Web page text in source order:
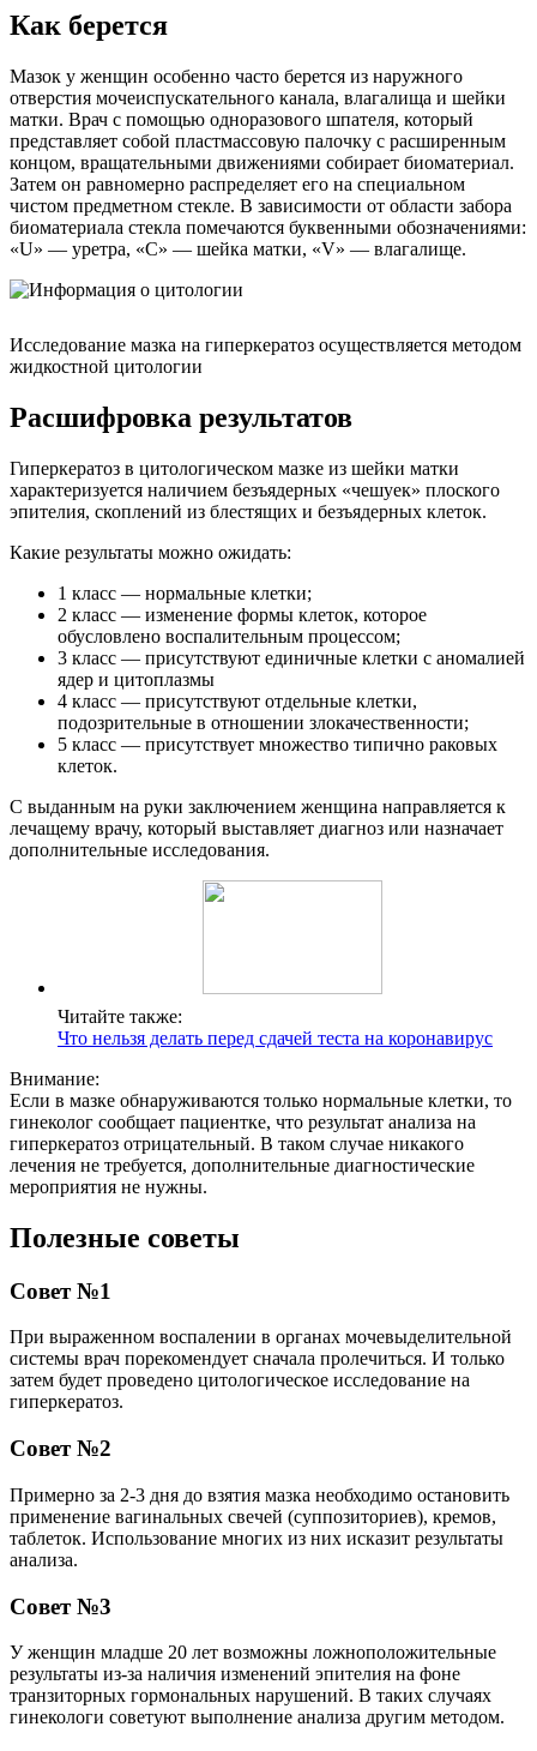
Как берется
Мазок у женщин особенно часто берется из наружного
отверстия мочеиспускательного канала, влагалища и шейки
матки. Врач с помощью одноразового шпателя, который
представляет собой пластмассовую палочку с расширенным
концом, вращательными движениями собирает биоматериал.
Затем он равномерно распределяет его на специальном
чистом предметном стекле. В зависимости от области забора
биоматериала стекла помечаются буквенными обозначениями:
«U» — уретра, «C» — шейка матки, «V» — влагалище.
Исследование мазка на гиперкератоз осуществляется методом
жидкостной цитологии
Расшифровка результатов
Гиперкератоз в цитологическом мазке из шейки матки
характеризуется наличием безъядерных «чешуек» плоского
эпителия, скоплений из блестящих и безъядерных клеток.
Какие результаты можно ожидать:
1 класс — нормальные клетки;
2 класс — изменение формы клеток, которое
обусловлено воспалительным процессом;
3 класс — присутствуют единичные клетки с аномалией
ядер и цитоплазмы
4 класс — присутствуют отдельные клетки,
подозрительные в отношении злокачественности;
5 класс — присутствует множество типично раковых
клеток.
С выданным на руки заключением женщина направляется к
лечащему врачу, который выставляет диагноз или назначает
дополнительные исследования.
Читайте также:
Что нельзя делать перед сдачей теста на коронавирус
Внимание:
Если в мазке обнаруживаются только нормальные клетки, то
гинеколог сообщает пациентке, что результат анализа на
гиперкератоз отрицательный. В таком случае никакого
лечения не требуется, дополнительные диагностические
мероприятия не нужны.
Полезные советы
Совет №1
При выраженном воспалении в органах мочевыделительной
системы врач порекомендует сначала пролечиться. И только
затем будет проведено цитологическое исследование на
гиперкератоз.
Совет №2
Примерно за 2-3 дня до взятия мазка необходимо остановить
применение вагинальных свечей (суппозиториев), кремов,
таблеток. Использование многих из них исказит результаты
анализа.
Совет №3
У женщин младше 20 лет возможны ложноположительные
результаты из-за наличия изменений эпителия на фоне
транзиторных гормональных нарушений. В таких случаях
гинекологи советуют выполнение анализа другим методом.